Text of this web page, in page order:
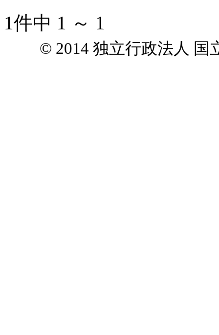
1件中 1 ～ 1
© 2014 独立行政法人 国